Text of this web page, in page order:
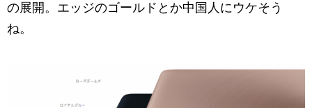
の展開。エッジのゴールドとか中国人にウケそう
ね。